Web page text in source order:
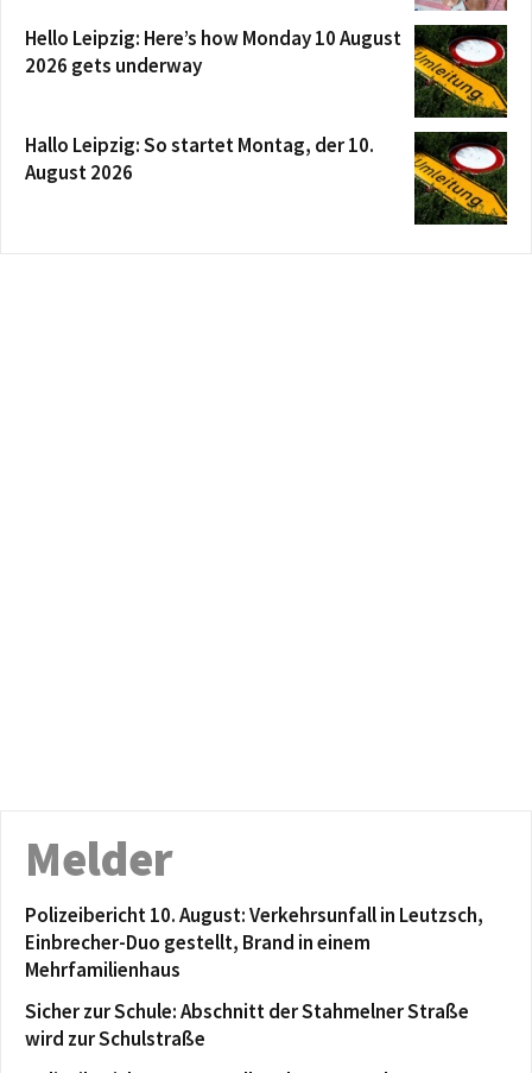
Hello Leipzig: Here’s how Monday 10 August
2026 gets underway
Hallo Leipzig: So startet Montag, der 10.
August 2026
Melder
Polizeibericht 10. August: Verkehrsunfall in Leutzsch,
Einbrecher-Duo gestellt, Brand in einem
Mehrfamilienhaus
Sicher zur Schule: Abschnitt der Stahmelner Straße
wird zur Schulstraße